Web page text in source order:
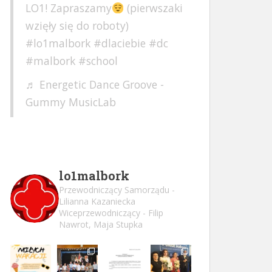
LO1! Zapraszamy
(pierwszaki
wzięły się do roboty)
#lo1malbork #dlaciebie #dc
#malbork #school
♬ Energetic Dance Groove -
Gummy MusicLab
lo1malbork
Przewodniczący Samorządu -
Lilianna Kazaniecka
Wiceprzewodniczący - Filip
Nawrot, Maja Stupka